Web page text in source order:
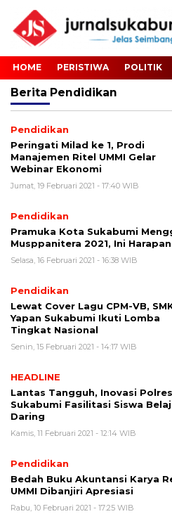
HOME PERISTIWA POLITIK
Berita Pendidikan
Pendidikan
Peringati Milad ke 1, Prodi
Manajemen Ritel UMMI Gelar
Webinar Ekonomi
Jumat, 19 Februari 2021 - 17:40 WIB
Pendidikan
Pramuka Kota Sukabumi
Musppanitera 2021, Ini
Selasa, 16 Februari 2021 - 16:38 WIB
Pendidikan
Lewat Cover Lagu CPM-VB,
Yapan Sukabumi Ikuti Lomba
Tingkat Nasional
Senin, 15 Februari 2021 - 14:17 WIB
HEADLINE
Lantas Tangguh, Inovasi Polres
Sukabumi Fasilitasi Siswa
Daring
Kamis, 11 Februari 2021 - 12:14 WIB
Pendidikan
Bedah Buku Akuntansi Karya
UMMI Dibanjiri Apresiasi
Rabu, 10 Februari 2021 - 17:25 WIB